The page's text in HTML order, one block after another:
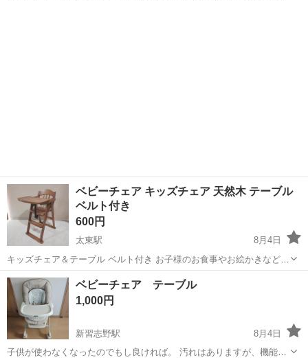
ベビーチェア キッズチェア 天然木 テーブル
ベルト付き
600円
太東駅
8月4日
キッズチェア＆テーブル ベルト付き お子様のお食事やお絵かきなどに
便利なキッズチェアです。 【状態】 ・ベルト付き ・イスを固定する
部品が一部破損しています。 ・通常の使用は可能ですが、お子様が椅
子の上で立ったり、ジ...
千葉 いすみ市 ベビー用品
ベビーチェア テーブル
1,000円
新習志野駅
8月4日
子供が使わなくなったのでもし良ければ。 汚れはありますが、機能は